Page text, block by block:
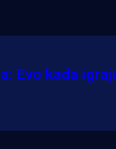
zabio
Evo kada